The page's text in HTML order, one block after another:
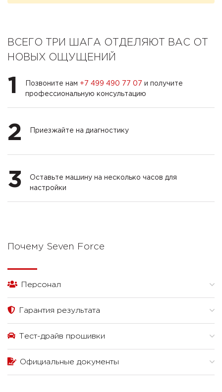
ВСЕГО ТРИ ШАГА ОТДЕЛЯЮТ ВАС ОТ
НОВЫХ ОЩУЩЕНИЙ
1 Позвоните нам +7 499 490 77 07 и получите
профессиональную консультацию
2 Приезжайте на диагностику
3
Оставьте машину на несколько часов для
настройки
Почему Seven Force
Персонал
Гарантия результата
Тест-драйв прошивки
Официальные документы